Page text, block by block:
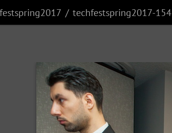
techfestspring2017-154